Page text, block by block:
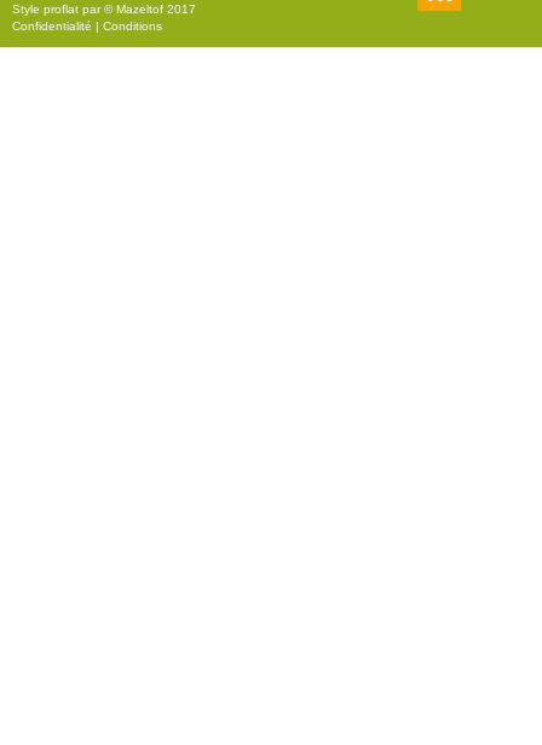
r
Style proflat par ©Mazeltof 2017
Confidentialité | Conditions